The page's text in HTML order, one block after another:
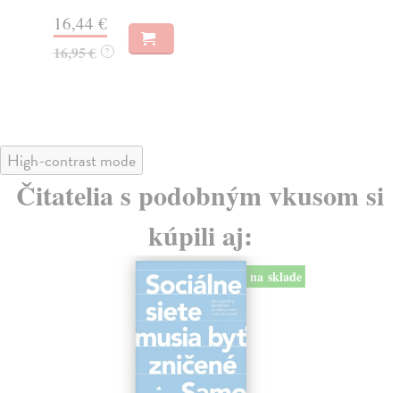
16,44 €
16,95 € ?
High-contrast mode
Čitatelia s podobným vkusom si
kúpili aj:
na sklade